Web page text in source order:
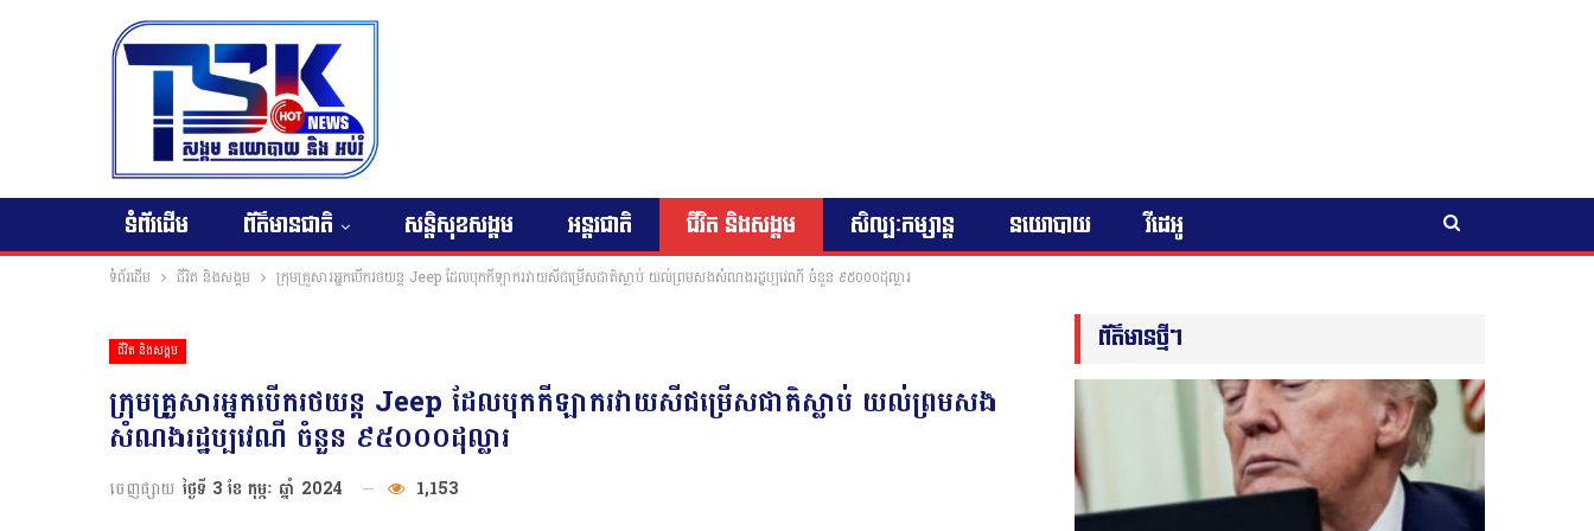
ទំព័រដើម ព័ត៌មានជាតិ សន្តិសុខសង្គម អន្តរជាតិ ជីវិត និងសង្គម សិល្បៈកម្សាន្ត នយោបាយ វីដេអូ
ទំព័រដើម ជីវិត និងសង្គម ក្រុមគ្រួសារអ្នកបើករថយន្ត Jeep ដែលបុកកីឡាករវាយសីជម្រើសជាតិស្លាប់ យល់ព្រមសងសំណងរដ្ឋប្បវេណី ចំនួន ៩៥០០០ដុល្លារ
ជីវិត និងសង្គម
ក្រុមគ្រួសារអ្នកបើករថយន្ត Jeep ដែលបុកកីឡាករវាយសីជម្រើសជាតិស្លាប់ យល់ព្រមសង
សំណងរដ្ឋប្បវេណី ចំនួន ៩៥០០០ដុល្លារ
ចេញផ្សាយ ថ្ងៃទី 3 ខែ កុម្ភៈ ឆ្នាំ 2024 1,153
ព័ត៌មានថ្មីៗ